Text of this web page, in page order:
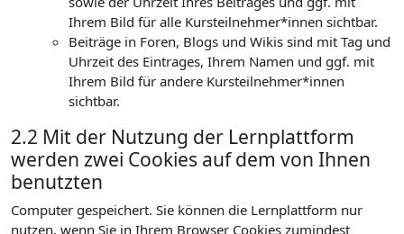
Ihrem Bild für alle Kursteilnehmer*innen sichtbar.
Beiträge in Foren, Blogs und Wikis sind mit Tag und
Uhrzeit des Eintrages, Ihrem Namen und ggf. mit
Ihrem Bild für andere Kursteilnehmer*innen
sichtbar.
2.2 Mit der Nutzung der Lernplattform
werden zwei Cookies auf dem von Ihnen
benutzten
Computer gespeichert. Sie können die Lernplattform nur
nutzen, wenn Sie in Ihrem Browser Cookies zumindest